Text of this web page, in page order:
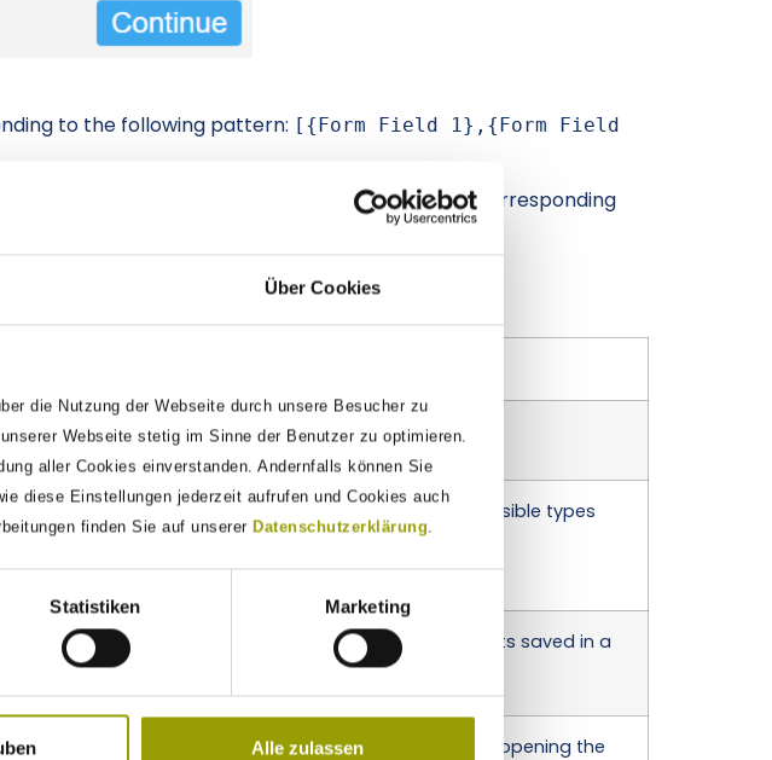
Über Cookies
die Nutzung der Webseite durch unsere Besucher zu
Webseite stetig im Sinne der Benutzer zu optimieren.
aller Cookies einverstanden. Andernfalls können Sie
diese Einstellungen jederzeit aufrufen und Cookies auch
finden Sie auf unserer Datenschutzerklärung.
Statistiken Marketing
Alle zulassen
to the following pattern: [{Form Field 1},{Form Field
all the parameters by naming the key and the corresponding
for the command to work.
field are:
This is the name of the input
This is the data type of the input field. Possible types
are:text,number,boolean,date,textarea
This is the key of this form field when it gets saved in a
The prefilled value of this form field when opening the